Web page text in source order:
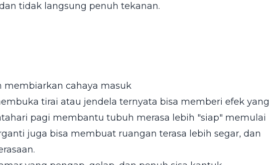
tidak langsung penuh tekanan.
membiarkan cahaya masuk
tirai atau jendela ternyata bisa memberi efek yang
pagi membantu tubuh merasa lebih "siap" memulai
juga bisa membuat ruangan terasa lebih segar, dan